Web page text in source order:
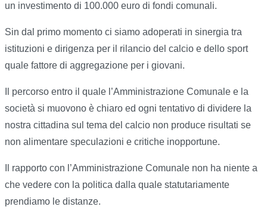
un investimento di 100.000 euro di fondi comunali.
Sin dal primo momento ci siamo adoperati in sinergia tra
istituzioni e dirigenza per il rilancio del calcio e dello sport
quale fattore di aggregazione per i giovani.
Il percorso entro il quale l’Amministrazione Comunale e la
società si muovono è chiaro ed ogni tentativo di dividere la
nostra cittadina sul tema del calcio non produce risultati se
non alimentare speculazioni e critiche inopportune.
Il rapporto con l’Amministrazione Comunale non ha niente a
che vedere con la politica dalla quale statutariamente
prendiamo le distanze.